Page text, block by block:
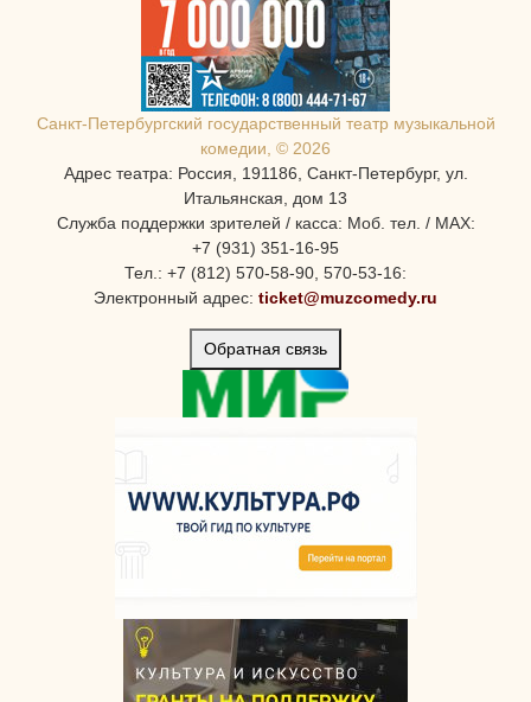
Санкт-Петербургcкий государственный театр музыкальной
комедии, © 2026
Адрес театра: Россия, 191186, Санкт-Петербург, ул.
Итальянская, дом 13
Служба поддержки зрителей / касса: Моб. тел. / MAX:
+7 (931) 351-16-95
Тел.: +7 (812) 570-58-90, 570-53-16:
Электронный адрес: ticket@muzcomedy.ru
Обратная связь